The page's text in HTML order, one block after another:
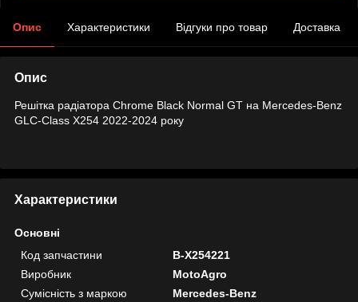
Опис Характеристики Відгуки про товар Доставка
Опис
Решітка радіатора Chrome Black Normal GT на Mercedes-Benz
GLC-Class X254 2022-2024 року
Характеристики
Основні
Код запчастини
B-X254221
Виробник
MotoAgro
Сумісність з маркою
Mercedes-Benz